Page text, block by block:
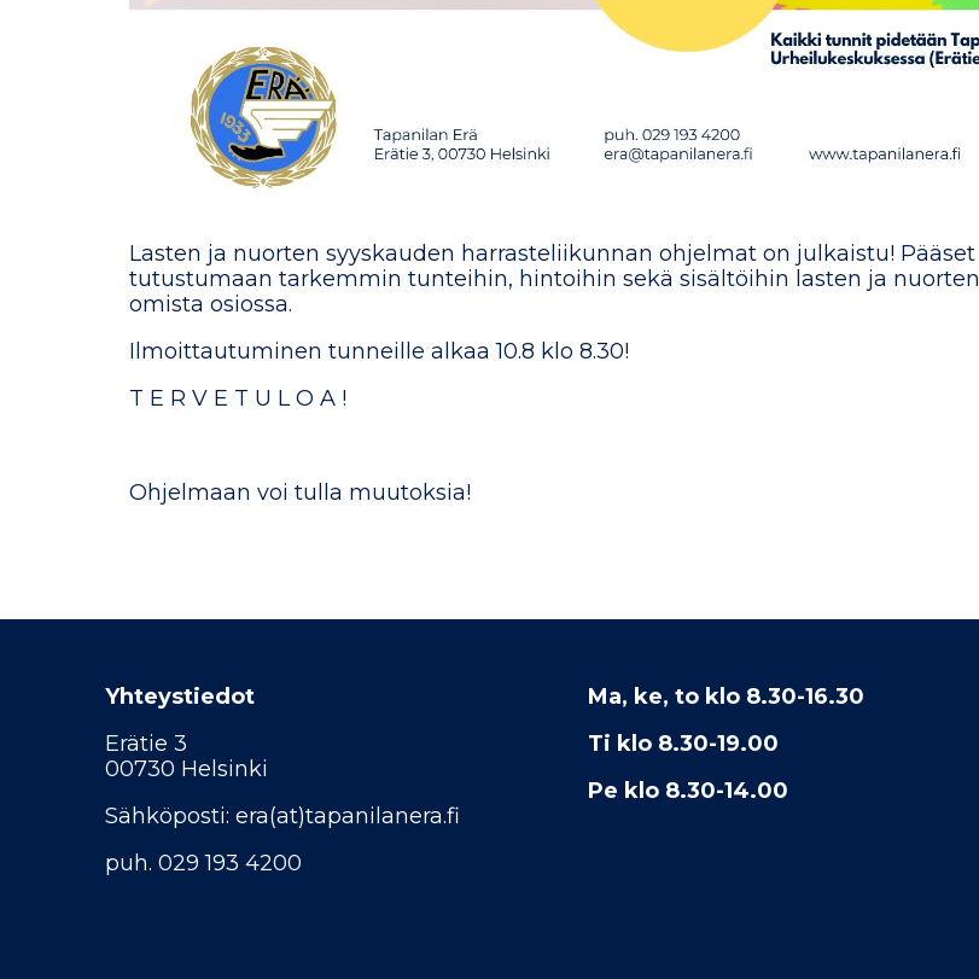
Lasten ja nuorten syyskauden harrasteliikunnan ohjelmat on julkaistu! Pääset
tutustumaan tarkemmin tunteihin, hintoihin sekä sisältöihin lasten ja nuorten
omista osiossa.
Ilmoittautuminen tunneille alkaa 10.8 klo 8.30!
T E R V E T U L O A !
Ohjelmaan voi tulla muutoksia!
Yhteystiedot
Erätie 3
00730 Helsinki
Sähköposti: era(at)tapanilanera.fi
puh. 029 193 4200
Ma, ke, to klo 8.30-16.30
Ti klo 8.30-19.00
Pe klo 8.30-14.00